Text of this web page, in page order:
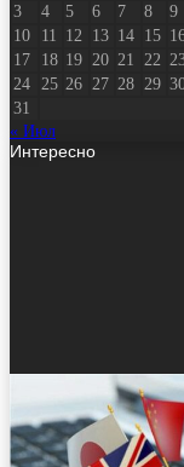
3
4 5 6 7 8
9
10
11 12 13 14 15
17
18 19 20 21 22
24
25 26 27 28 29
31
« Июл
Интересно